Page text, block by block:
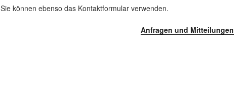
Sie können ebenso das Kontaktformular verwenden.
Anfragen und Mitteilungen